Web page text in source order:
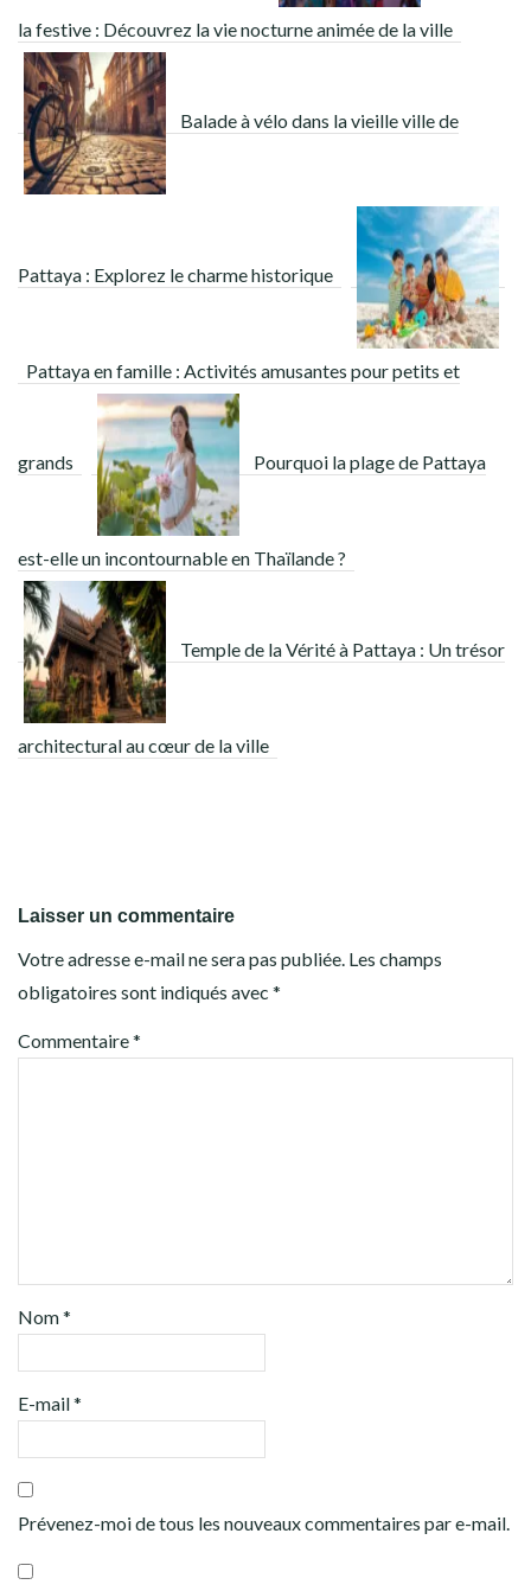
la festive : Découvrez la vie nocturne animée de la ville
Balade à vélo dans la vieille ville de
Pattaya : Explorez le charme historique
Pattaya en famille : Activités amusantes pour petits et
grands Pourquoi la plage de Pattaya
est-elle un incontournable en Thaïlande ?
Temple de la Vérité à Pattaya : Un trésor
architectural au cœur de la ville
Laisser un commentaire
Votre adresse e-mail ne sera pas publiée. Les champs
obligatoires sont indiqués avec *
Commentaire*
Nom*
E-mail*
Prévenez-moi de tous les nouveaux commentaires par e-mail.